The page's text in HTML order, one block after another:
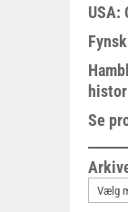
USA:
Se